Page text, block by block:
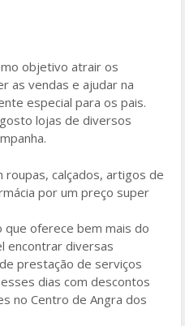
objetivo atrair os
as vendas e ajudar na
especial para os pais.
lojas de diversos
calçados, artigos de
por um preço super
que oferece bem mais do
encontrar diversas
prestação de serviços
dias com descontos
no Centro de Angra dos